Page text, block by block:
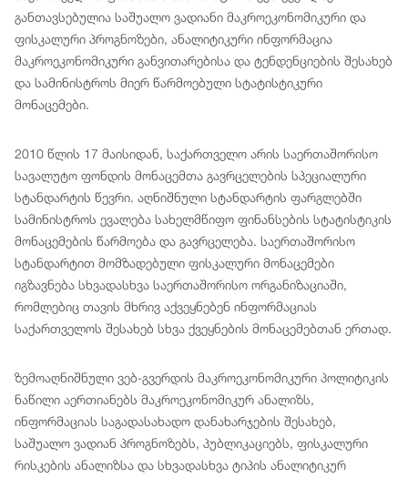
განთავსებულია საშუალო ვადიანი მაკროეკონომიკური და
ფისკალური პროგნოზები, ანალიტიკური ინფორმაცია
მაკროეკონომიკური განვითარებისა და ტენდენციების შესახებ
და სამინისტროს მიერ წარმოებული სტატისტიკური
მონაცემები.
2010 წლის 17 მაისიდან, საქართველო არის საერთაშორისო
სავალუტო ფონდის მონაცემთა გავრცელების სპეციალური
სტანდარტის წევრი. აღნიშნული სტანდარტის ფარგლებში
სამინისტროს ევალება სახელმწიფო ფინანსების სტატისტიკის
მონაცემების წარმოება და გავრცელება. საერთაშორისო
სტანდარტით მომზადებული ფისკალური მონაცემები
იგზავნება სხვადასხვა საერთაშორისო ორგანიზაციაში,
რომლებიც თავის მხრივ აქვეყნებენ ინფორმაციას
საქართველოს შესახებ სხვა ქვეყნების მონაცემებთან ერთად.
ზემოაღნიშნული ვებ-გვერდის მაკროეკონომიკური პოლიტიკის
ნაწილი აერთიანებს მაკროეკონომიკურ ანალიზს,
ინფორმაციას საგადასახადო დანახარჯების შესახებ,
საშუალო ვადიან პროგნოზებს, პუბლიკაციებს, ფისკალური
რისკების ანალიზსა და სხვადასხვა ტიპის ანალიტიკურ